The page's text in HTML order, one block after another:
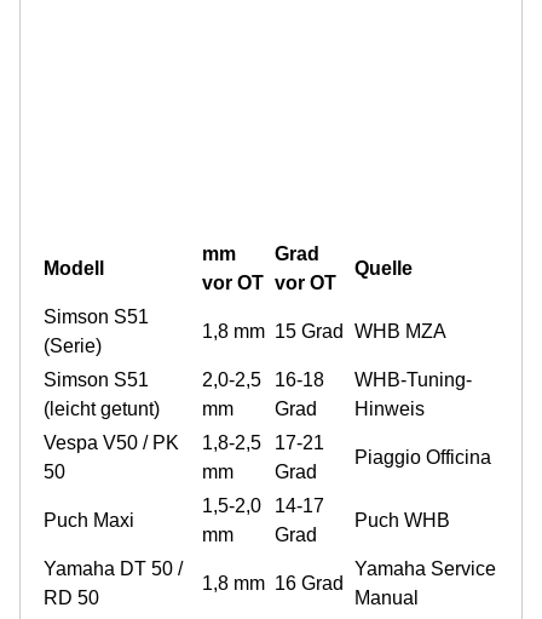
Modell
mm
vor OT
Grad
vor OT
Quelle
Simson S51
(Serie)
1,8 mm 15 Grad WHB MZA
Simson S51
(leicht getunt)
2,0-2,5
mm
16-18
Grad
WHB-Tuning-
Hinweis
Vespa V50 / PK
50
1,8-2,5
mm
17-21
Grad
Piaggio Officina
Puch Maxi
1,5-2,0
mm
14-17
Grad
Puch WHB
Yamaha DT 50 /
RD 50
1,8 mm 16 Grad
Yamaha Service
Manual